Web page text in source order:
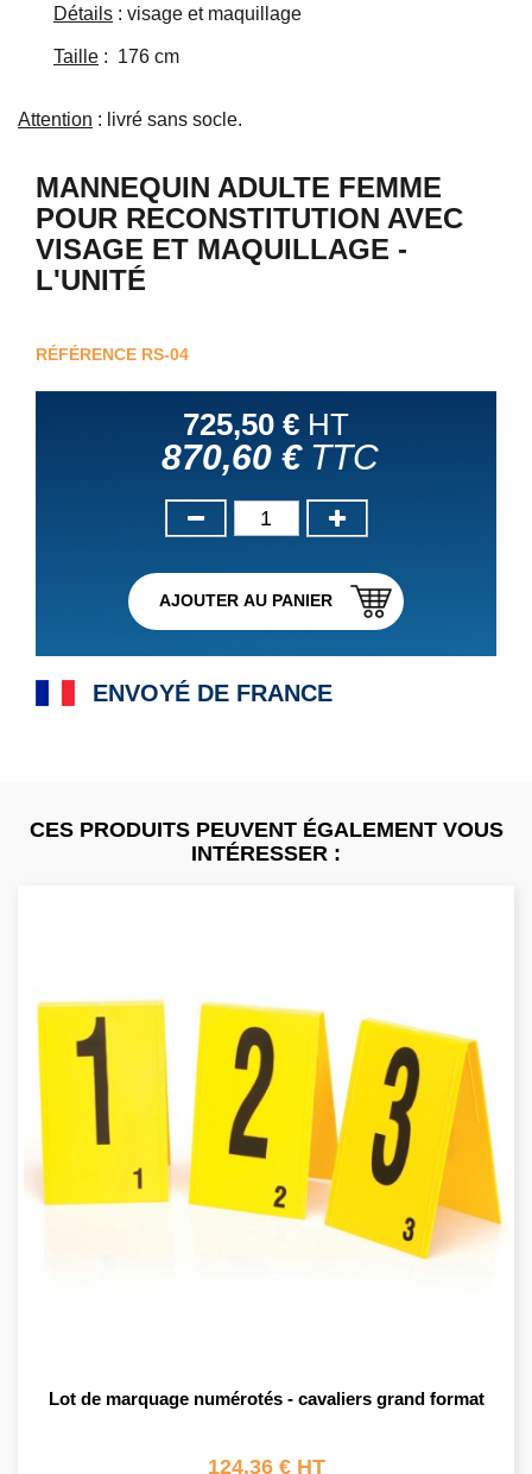
Détails : visage et maquillage
Taille : 176 cm
Attention : livré sans socle.
MANNEQUIN ADULTE FEMME
POUR RECONSTITUTION AVEC
VISAGE ET MAQUILLAGE -
L'UNITÉ
RÉFÉRENCE RS-04
725,50 € HT
870,60 € TTC
AJOUTER AU PANIER
ENVOYÉ DE FRANCE
CES PRODUITS PEUVENT ÉGALEMENT VOUS
INTÉRESSER :
Lot de marquage numérotés - cavaliers grand format
124,36 € HT